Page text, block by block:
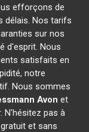
efforçons de
délais. Nos tarifs
sur nos
d'esprit. Nous
satisfaits en
notre
Nous sommes
Avon et
N'hésitez pas à
et sans